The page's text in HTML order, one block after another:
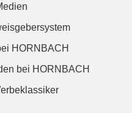
HORNBACH
bei HORNBACH